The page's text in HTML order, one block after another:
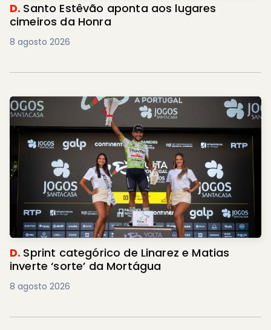
D. Santo Estêvão aponta aos lugares
cimeiros da Honra
8 agosto 2026
D. Sprint categórico de Linarez e Matias
inverte ‘sorte’ da Mortágua
8 agosto 2026